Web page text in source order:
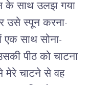
के साथ उलझ गया
उसे स्पून करना-
साथ सोना-
पीठ को चाटना
मेरे चाटने से वह